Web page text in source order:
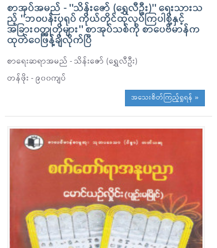
စာအုပ်အမည် - ''သိန်းဇော် (ရွှေလီဦး)'' ရေးသားသ
ည့် ''ဘ၀ပန်းပုရုပ် ကိုယ်တိုင်ထုလုပ်ကြပါစို့နှင့်
အခြား၀တ္ထုတိုများ'' စာအုပ်သစ်ကို စာပေဗိမာန်က
ထုတ်ဝေဖြန့်ချိလိုက်ပြီ
စာရေးဆရာအမည် - သိန်းဇော် (ရွှေလီဦး)
တန်ဖိုး - ၉၀၀ကျပ်
အသေးစိတ်ကြည့်ရှုရန် »